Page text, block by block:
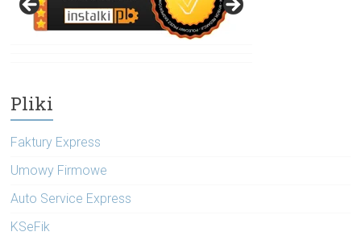
Pliki
Faktury Express
Umowy Firmowe
Auto Service Express
KSeFik